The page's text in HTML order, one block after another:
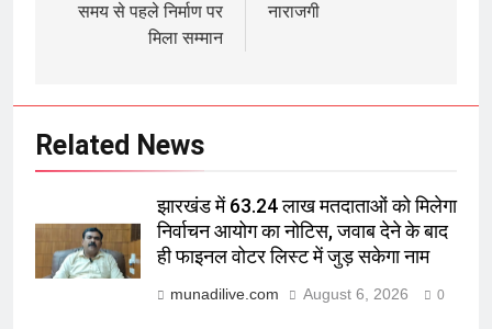
समय से पहले निर्माण पर
मिला सम्मान
नाराजगी
Related News
झारखंड में 63.24 लाख मतदाताओं को मिलेगा
निर्वाचन आयोग का नोटिस, जवाब देने के बाद
ही फाइनल वोटर लिस्ट में जुड़ सकेगा नाम
munadilive.com August 6, 2026 0